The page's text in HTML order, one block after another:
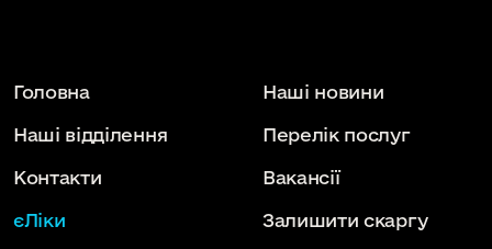
Головна Наші новини
Наші відділення Перелік послуг
Контакти Вакансії
єЛіки Залишити скаргу